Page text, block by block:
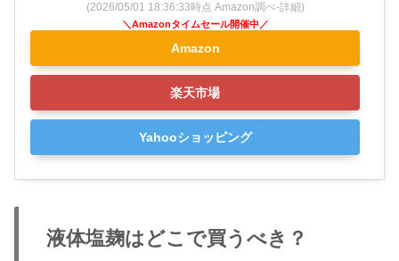
(2026/05/01 18:36:33時点 Amazon調べ-詳細)
Amazon
楽天市場
Yahooショッピング
液体塩麹はどこで買うべき？